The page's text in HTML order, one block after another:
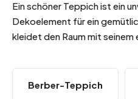
Ein schöner Teppich ist ein
Dekoelement für ein
kleidet den Raum mit seinem
im Trend der Zeit liegen.
Berber-Teppich